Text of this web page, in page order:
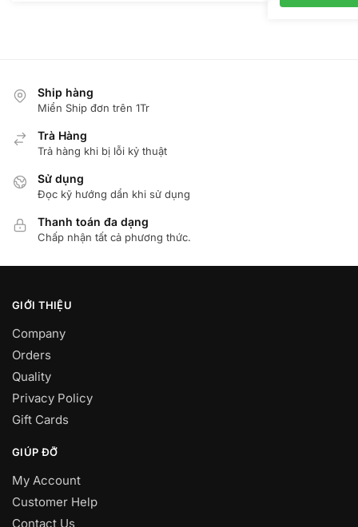
Ship hàng
Miển Ship đơn trên 1Tr
Trà Hàng
Trả hàng khi bị lỗi kỷ thuật
Sử dụng
Đọc kỹ hướng dẩn khi sử dụng
Thanh toán đa dạng
Chấp nhận tất cả phương thức.
GIỚI THIỆU
Company
Orders
Quality
Privacy Policy
Gift Cards
GIÚP ĐỠ
My Account
Customer Help
Contact Us